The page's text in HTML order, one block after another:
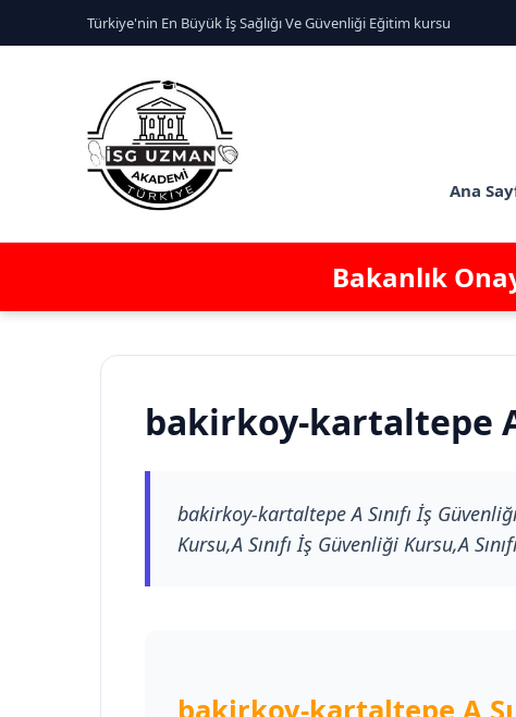
Türkiye'nin En Büyük İş Sağlığı Ve Güvenliği Eğitim kursu
Ana
Bakanlık
bakirkoy-kartaltepe
bakirkoy-kartaltepe A Sınıfı İş
Kursu,A Sınıfı İş Güvenliği Kursu,A
bakirkoy-kartaltepe A